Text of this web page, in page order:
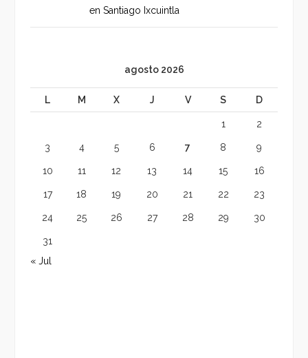
en Santiago Ixcuintla
agosto 2026
L M X J V S D
1 2
3 4 5 6 7 8 9
10 11 12 13 14 15 16
17 18 19 20 21 22 23
24 25 26 27 28 29 30
31
« Jul